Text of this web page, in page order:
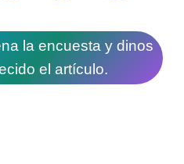
la encuesta y dinos
el artículo.